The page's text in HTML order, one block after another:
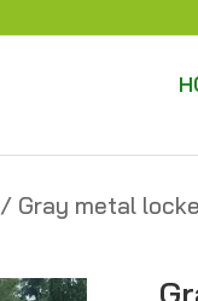
/ Gray metal